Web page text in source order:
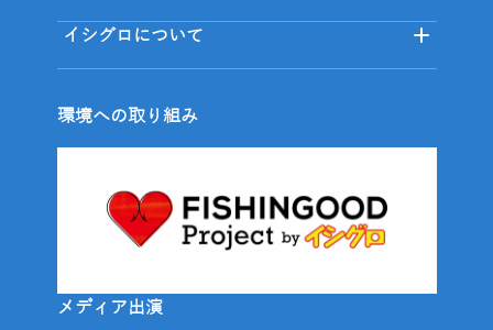
イシグロについて
環境への取り組み
メディア出演